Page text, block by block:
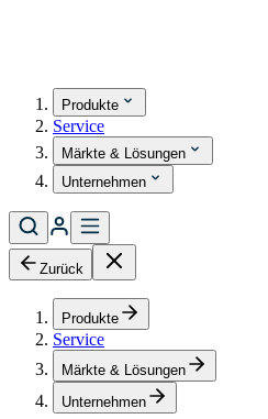
Produkte
Service
Märkte & Lösungen
Unternehmen
Zurück
Produkte
Service
Märkte & Lösungen
Unternehmen